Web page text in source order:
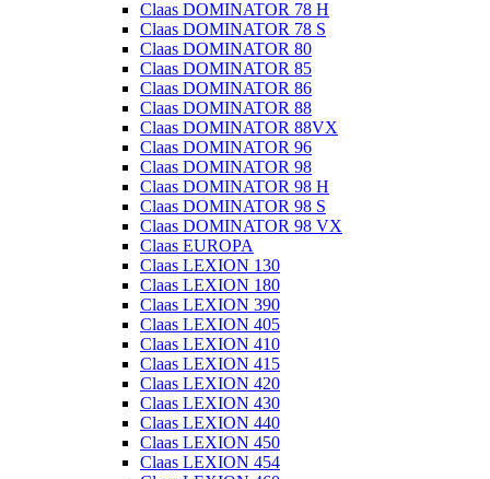
Claas DOMINATOR 78 H
Claas DOMINATOR 78 S
Claas DOMINATOR 80
Claas DOMINATOR 85
Claas DOMINATOR 86
Claas DOMINATOR 88
Claas DOMINATOR 88VX
Claas DOMINATOR 96
Claas DOMINATOR 98
Claas DOMINATOR 98 H
Claas DOMINATOR 98 S
Claas DOMINATOR 98 VX
Claas EUROPA
Claas LEXION 130
Claas LEXION 180
Claas LEXION 390
Claas LEXION 405
Claas LEXION 410
Claas LEXION 415
Claas LEXION 420
Claas LEXION 430
Claas LEXION 440
Claas LEXION 450
Claas LEXION 454